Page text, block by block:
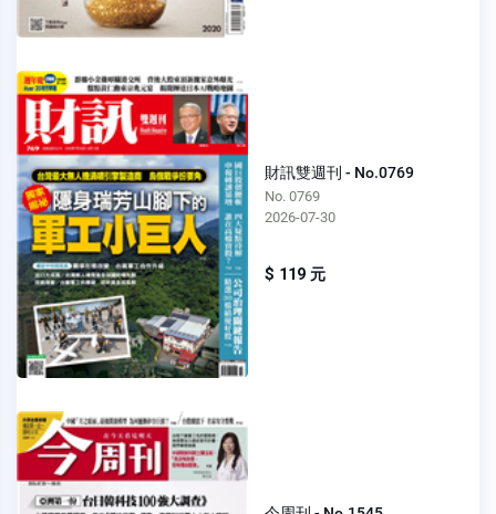
財訊雙週刊 - No.0769
No. 0769
2026-07-30
$ 119 元